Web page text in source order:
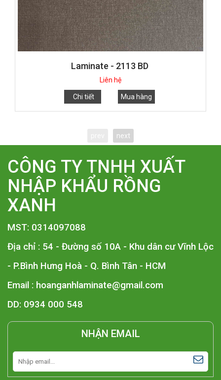
Laminate - 2113 BD
Liên hệ
Chi tiết Mua hàng
next
CÔNG TY TNHH XUẤT
NHẬP KHẨU RỒNG
XANH
MST: 0314097088
Địa chỉ : 54 - Đường số 10A - Khu dân cư Vĩnh Lộc
- P.Bình Hưng Hoà - Q. Bình Tân - HCM
Email : hoanganhlaminate@gmail.com
DD: 0934 000 548
NHẬN EMAIL